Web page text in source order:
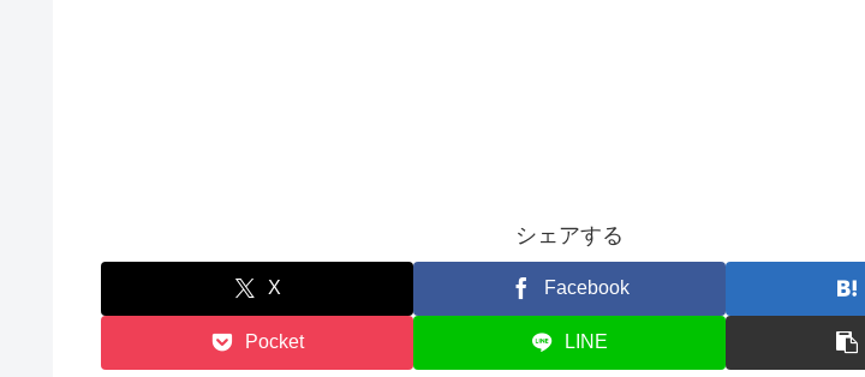
シェアする
X Facebook
Pocket LINE